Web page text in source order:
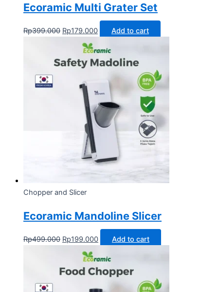
Ecoramic Multi Grater Set
Rp399.000 Rp179.000 Add to cart
Chopper and Slicer
Ecoramic Mandoline Slicer
Rp499.000 Rp199.000 Add to cart